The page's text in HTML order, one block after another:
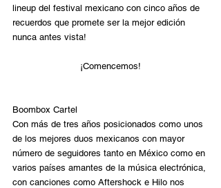
lineup del festival mexicano con cinco años de
recuerdos que promete ser la mejor edición
nunca antes vista!
¡Comencemos!
Boombox Cartel
Con más de tres años posicionados como unos
de los mejores duos mexicanos con mayor
número de seguidores tanto en México como en
varios países amantes de la música electrónica,
con canciones como Aftershock e Hilo nos